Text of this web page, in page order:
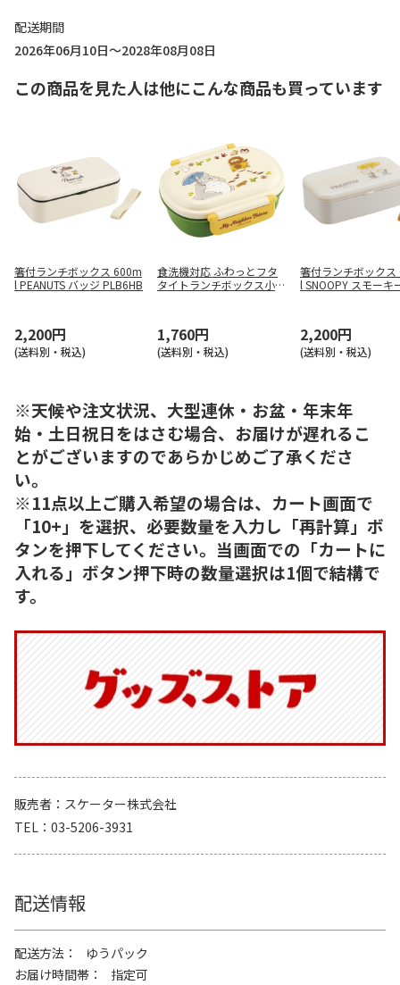
配送期間
2026年06月10日～2028年08月08日
この商品を見た人は他にこんな商品も買っています
箸付ランチボックス 600m
l PEANUTS バッジ PLB6HB
2,200円
(送料別・税込)
食洗機対応 ふわっとフタ
タイトランチボックス小判
1,760円
(送料別・税込)
箸付ランチボック
l SNOOPY スモーキ
2,200円
(送料別・税込)
※天候や注文状況、大型連休・お盆・年末年
始・土日祝日をはさむ場合、お届けが遅れるこ
とがございますのであらかじめご了承くださ
い。
※11点以上ご購入希望の場合は、カート画面で
「10+」を選択、必要数量を入力し「再計算」ボ
タンを押下してください。当画面での「カートに
入れる」ボタン押下時の数量選択は1個で結構で
す。
販売者
スケーター株式会社
TEL
03-5206-3931
配送情報
配送方法
ゆうパック
お届け時間帯
指定可